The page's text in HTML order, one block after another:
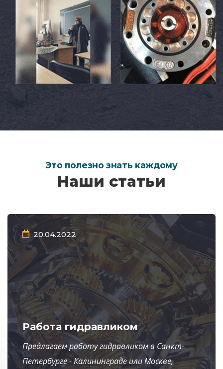
Это полезно знать каждому
Наши статьи
20.04.2022
Работа гидравликом
Предлагаем работу гидравликом в Санкт-
Петербурге - Калининграде или Москве,